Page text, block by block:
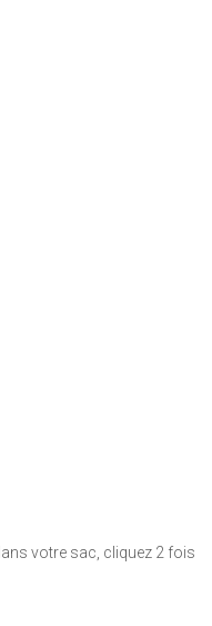
votre sac, cliquez 2 fois